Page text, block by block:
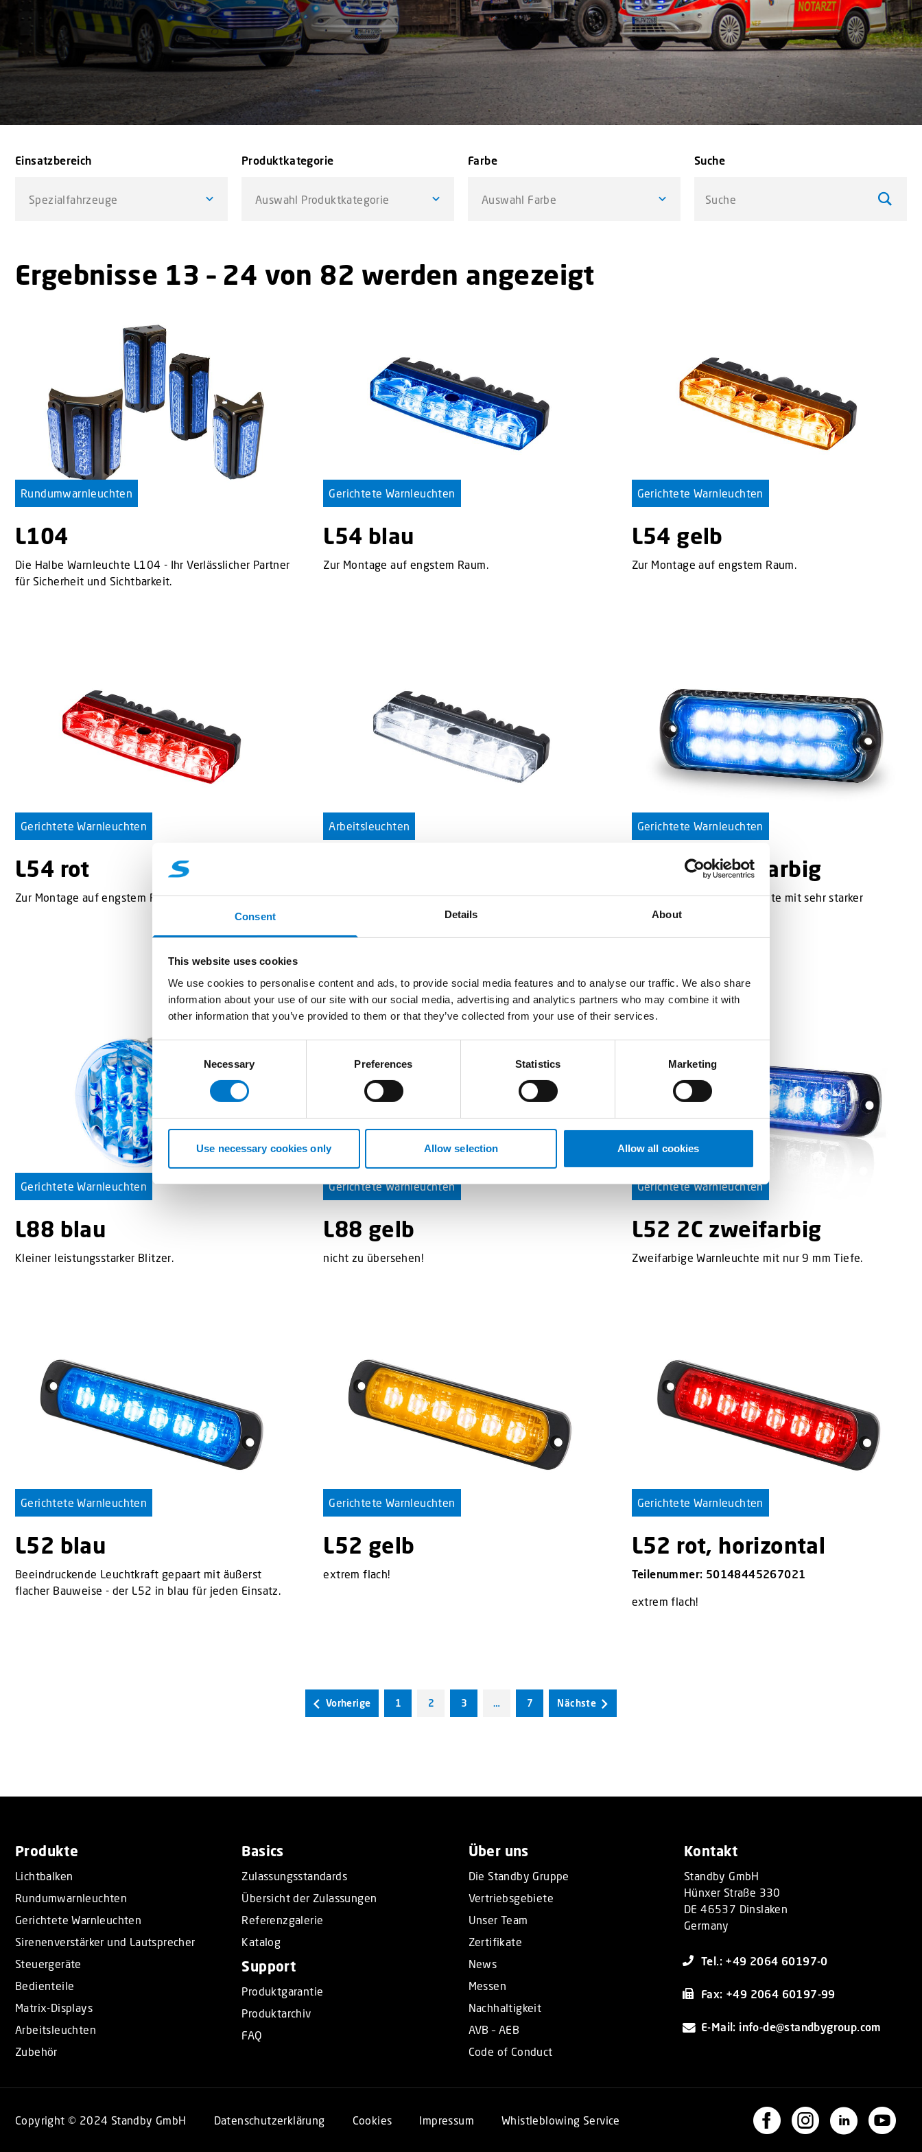
Consent Details About
This website uses cookies
We use cookies to personalise content and ads, to provide social media features and to analyse our traffic. We also share
information about your use of our site with our social media, advertising and analytics partners who may combine it with
other information that you’ve provided to them or that they’ve collected from your use of their services.
C
o
n
s
e
n
t
S
e
i
Necessary Preferences Statistics Marketing
Use necessary cookies only Allow selection Allow all cookies
Einsatzbereich
Spezialfahrzeuge
Produktkategorie
Auswahl Produktkategorie
Farbe
Auswahl Farbe
Suche
Ergebnisse 13 – 24 von 82 werden angezeigt
Rundumwarnleuchten
L104
Die Halbe Warnleuchte L104 - Ihr Verlässlicher Partner
für Sicherheit und Sichtbarkeit.
Gerichtete Warnleuchten
L54 blau
Zur Montage auf engstem Raum.
Gerichtete Warnleuchten
L54 gelb
Zur Montage auf engstem Raum.
Gerichtete Warnleuchten
L54 rot
Zur Montage auf engstem Raum.
Arbeitsleuchten
Teilenummer: 50148445477021
Rückfahrscheinwerfer.
Gerichtete Warnleuchten
L56 2C zweifarbig
Robuste zweifarbige Leuchte mit sehr starker
Lichtleistung.
Gerichtete Warnleuchten
L88 blau
Kleiner leistungsstarker Blitzer.
Gerichtete Warnleuchten
L88 gelb
nicht zu übersehen!
Gerichtete Warnleuchten
L52 2C zweifarbig
Zweifarbige Warnleuchte mit nur 9 mm Tiefe.
Gerichtete Warnleuchten
L52 blau
Beeindruckende Leuchtkraft gepaart mit äußerst
flacher Bauweise - der L52 in blau für jeden Einsatz.
Gerichtete Warnleuchten
L52 gelb
extrem flach!
Gerichtete Warnleuchten
L52 rot, horizontal
Teilenummer: 50148445267021
extrem flach!
Vorherige 1 2 3 … 7 Nächste
Produkte
Lichtbalken
Rundumwarnleuchten
Gerichtete Warnleuchten
Sirenenverstärker und Lautsprecher
Steuergeräte
Bedienteile
Matrix-Displays
Arbeitsleuchten
Zubehör
Basics
Zulassungsstandards
Übersicht der Zulassungen
Referenzgalerie
Katalog
Support
Produktgarantie
Produktarchiv
FAQ
Über uns
Die Standby Gruppe
Vertriebsgebiete
Unser Team
Zertifikate
News
Messen
Nachhaltigkeit
AVB – AEB
Code of Conduct
Kontakt
Standby GmbH
Hünxer Straße 330
DE 46537 Dinslaken
Germany
Tel.: +49 2064 60197-0
Fax: +49 2064 60197-99
E-Mail: info-de@standbygroup.com
Copyright © 2024 Standby GmbH Datenschutzerklärung Cookies Impressum Whistleblowing Service